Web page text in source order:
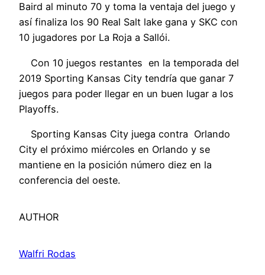
Baird al minuto 70 y toma la ventaja del juego y
así finaliza los 90 Real Salt lake gana y SKC con
10 jugadores por La Roja a Sallói.
Con 10 juegos restantes en la temporada del
2019 Sporting Kansas City tendría que ganar 7
juegos para poder llegar en un buen lugar a los
Playoffs.
Sporting Kansas City juega contra Orlando
City el próximo miércoles en Orlando y se
mantiene en la posición número diez en la
conferencia del oeste.
AUTHOR
Walfri Rodas